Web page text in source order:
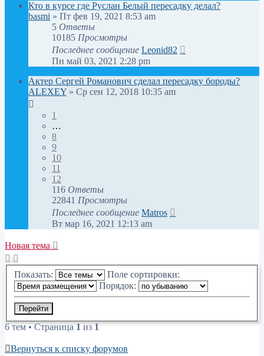
Кто в курсе где Руслан Белый пересадку делал?
basmi » Пт фев 19, 2021 8:53 am
5 Ответы
10185 Просмотры
Последнее сообщение Leonid82
Пн май 03, 2021 2:28 pm
Актер Сергей Романович сделал пересадку бороды?
ALEXEY » Ср сен 12, 2018 10:35 am
1
…
8
9
10
11
12
116 Ответы
22841 Просмотры
Последнее сообщение Matros
Вт мар 16, 2021 12:13 am
Новая тема
Показать:
Поле сортировки:
Порядок:
6 тем • Страница1из1
Вернуться к списку форумов